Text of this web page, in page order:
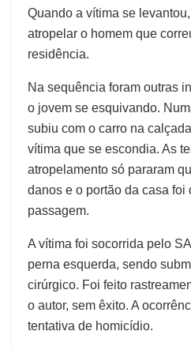
Quando a vítima se
atropelar o homem que
residência.
Na sequência foram outras
o jovem se esquivando.
subiu com o carro na
vítima que se escondia. As
atropelamento só pararam
danos e o portão da casa foi
passagem.
A vítima foi socorrida pelo
perna esquerda, sendo
cirúrgico. Foi feito
o autor, sem êxito. A
tentativa de homicídio.